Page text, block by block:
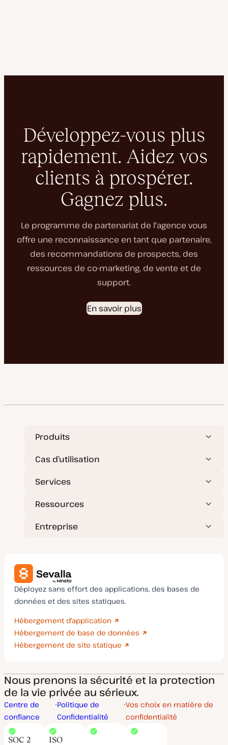
Développez-vous plus
rapidement. Aidez vos
clients à prospérer.
Gagnez plus.
Le programme de partenariat de l'agence vous
offre une reconnaissance en tant que partenaire,
des recommandations de prospects, des
ressources de co-marketing, de vente et de
support.
En savoir plus
Produits
Cas d’utilisation
Services
Ressources
Entreprise
Déployez sans effort des applications, des bases de
données et des sites statiques.
Hébergement d'application
Hébergement de base de données
Hébergement de site statique
Nous prenons la sécurité et la protection
de la vie privée au sérieux.
Centre de
confiance
Politique de
Confidentialité
Vos choix en matière de
confidentialité
SOC 2
ISO